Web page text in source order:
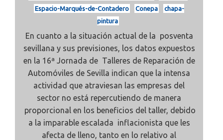
Espacio-Marqués-de-Contadero
Conepa
chapa-
pintura
En cuanto a la situación actual de la posventa
sevillana y sus previsiones, los datos expuestos
en la 16ª Jornada de Talleres de Reparación de
Automóviles de Sevilla indican que la intensa
actividad que atraviesan las empresas del
sector no está repercutiendo de manera
proporcional en los beneficios del taller, debido
a la imparable escalada inflacionista que les
afecta de lleno, tanto en lo relativo al